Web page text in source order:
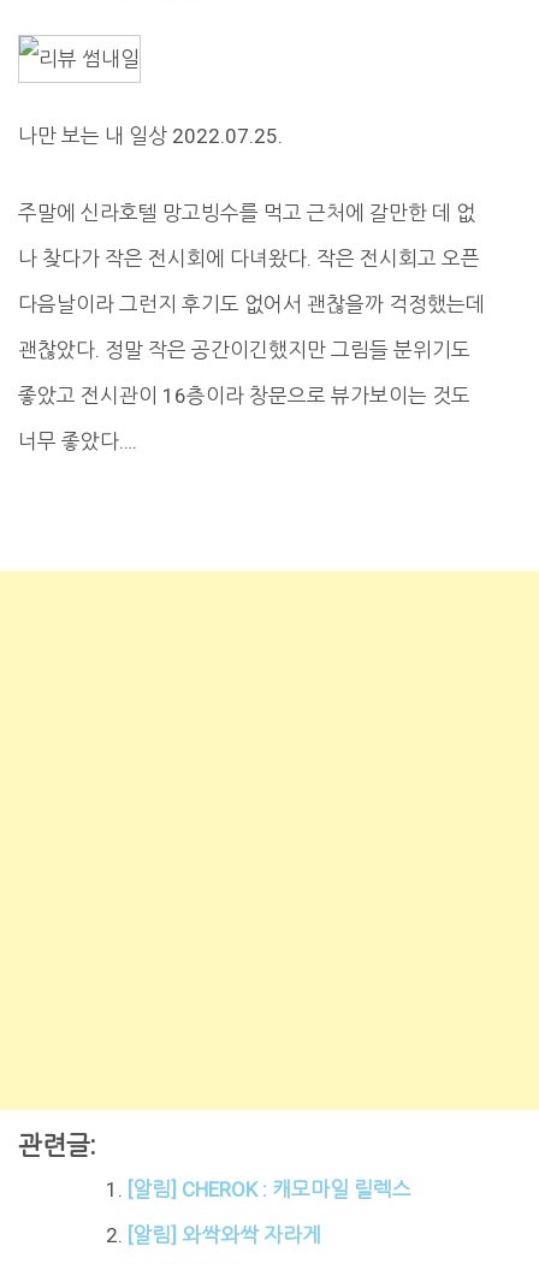
나만 보는 내 일상 2022.07.25.
주말에 신라호텔 망고빙수를 먹고 근처에 갈만한 데 없
나 찾다가 작은 전시회에 다녀왔다. 작은 전시회고 오픈
다음날이라 그런지 후기도 없어서 괜찮을까 걱정했는데
괜찮았다. 정말 작은 공간이긴했지만 그림들 분위기도
좋았고 전시관이 16층이라 창문으로 뷰가보이는 것도
너무 좋았다….
관련글:
[알림] CHEROK : 캐모마일 릴렉스
[알림] 와싹와싹 자라게